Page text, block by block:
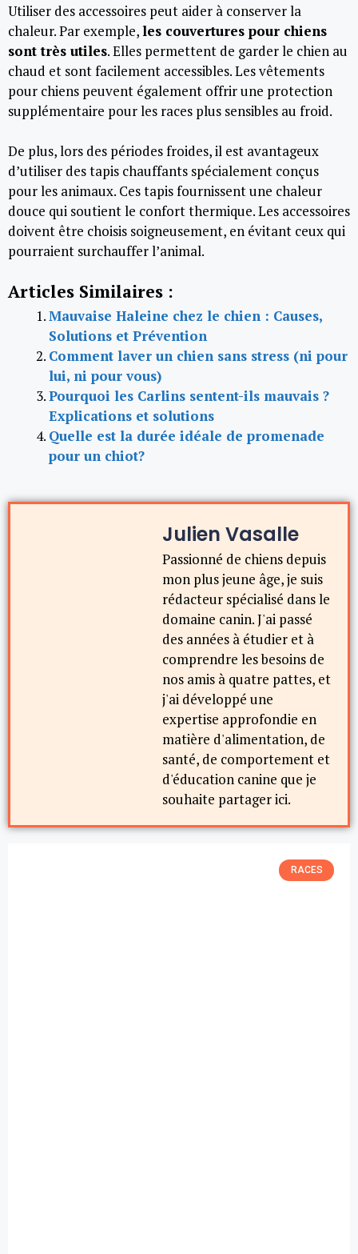
Utiliser des accessoires peut aider à conserver la
chaleur. Par exemple,les couvertures pour chiens
sont très utiles. Elles permettent de garder le chien au
chaud et sont facilement accessibles. Les vêtements
pour chiens peuvent également offrir une protection
supplémentaire pour les races plus sensibles au froid.
De plus, lors des périodes froides, il est avantageux
d’utiliser des tapis chauffants spécialement conçus
pour les animaux. Ces tapis fournissent une chaleur
douce qui soutient le confort thermique. Les accessoires
doivent être choisis soigneusement, en évitant ceux qui
pourraient surchauffer l’animal.
Articles Similaires :
Mauvaise Haleine chez le chien : Causes,
Solutions et Prévention
Comment laver un chien sans stress (ni pour
lui, ni pour vous)
Pourquoi les Carlins sentent-ils mauvais ?
Explications et solutions
Quelle est la durée idéale de promenade
pour un chiot?
Julien Vasalle
Passionné de chiens depuis
mon plus jeune âge, je suis
rédacteur spécialisé dans le
domaine canin. J'ai passé
des années à étudier et à
comprendre les besoins de
nos amis à quatre pattes, et
j'ai développé une
expertise approfondie en
matière d'alimentation, de
santé, de comportement et
d'éducation canine que je
souhaite partager ici.
RACES